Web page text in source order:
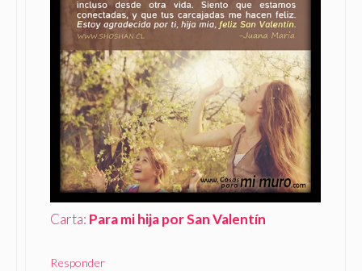
Carta: Para mi hija por San Valentín
Responder